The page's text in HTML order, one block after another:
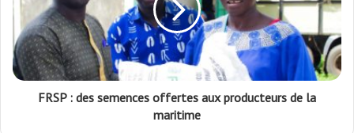
FRSP : des semences offertes aux producteurs de la
maritime